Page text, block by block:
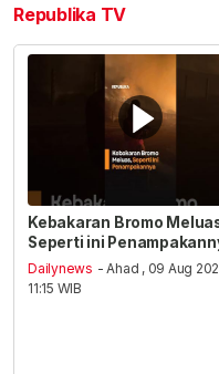
Republika TV
Kebakaran Bromo
Seperti ini
Dailynews - Ahad , 09 Aug
11:15 WIB